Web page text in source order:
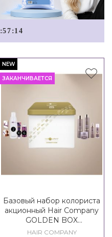
:57 :14
NEW
ЗАКАНЧИВАЕТСЯ
Базовый набор колориста
акционный Hair Company
GOLDEN BOX
PROFESSIONAL
HAIR COMPANY